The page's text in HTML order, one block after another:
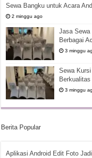
Sewa Bangku untuk Acara
2 minggu ago
Jasa
Berbagai
3 minggu
Sewa
3 minggu
Berita Popular
Aplikasi Android Edit Foto